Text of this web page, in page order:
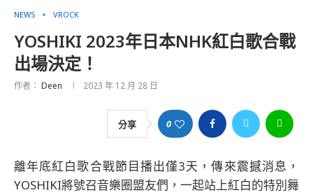
NEWS VROCK
YOSHIKI 2023年日本NHK紅白歌合戰
出場決定！
作者： Deen 2023 年 12 月 28 日
分享 0
離年底紅白歌合戰節目播出僅3天，傳來震撼消息，
YOSHIKI將號召音樂圈盟友們，一起站上紅白的特別舞